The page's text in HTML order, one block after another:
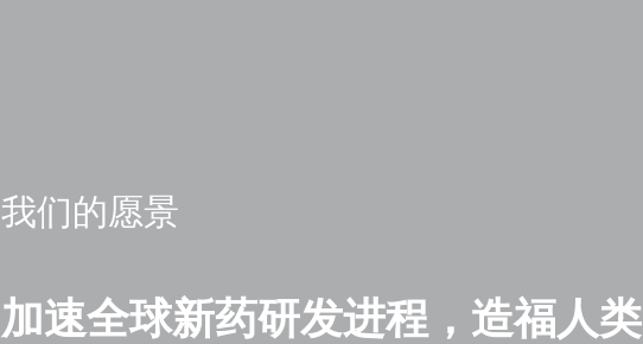
我们的愿景
加速全球新药研发进程，造福人类